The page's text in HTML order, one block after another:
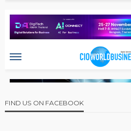
FIND US ON FACEBOOK